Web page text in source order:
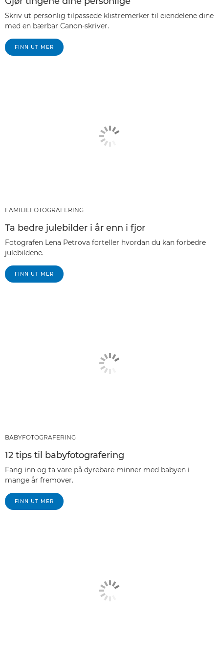
Skriv ut personlig tilpassede klistremerker til eiendelene dine
med en bærbar Canon-skriver.
FINN UT MER
FAMILIEFOTOGRAFERING
Ta bedre julebilder i år enn i fjor
Fotografen Lena Petrova forteller hvordan du kan forbedre
julebildene.
FINN UT MER
BABYFOTOGRAFERING
12 tips til babyfotografering
Fang inn og ta vare på dyrebare minner med babyen i
mange år fremover.
FINN UT MER